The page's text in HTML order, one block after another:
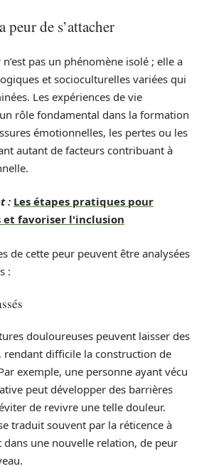
de s’attacher
n’est pas un phénomène isolé ; elle a
et socioculturelles variées qui
Les expériences de vie
rôle fondamental dans la formation
émotionnelles, les pertes ou les
autant de facteurs contribuant à
: Les étapes pratiques pour
et favoriser l'inclusion
de cette peur peuvent être analysées
:
douloureuses peuvent laisser des
rendant difficile la construction de
exemple, une personne ayant vécu
peut développer des barrières
de revivre une telle douleur.
traduit souvent par la réticence à
dans une nouvelle relation, de peur